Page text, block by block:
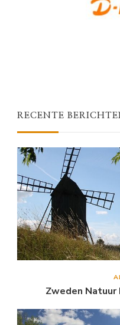
RECENTE
Zweden Natuur